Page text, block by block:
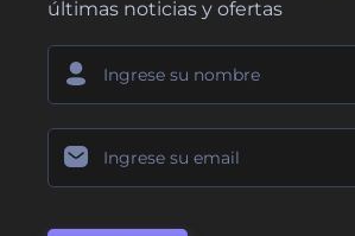
últimas noticias y ofertas